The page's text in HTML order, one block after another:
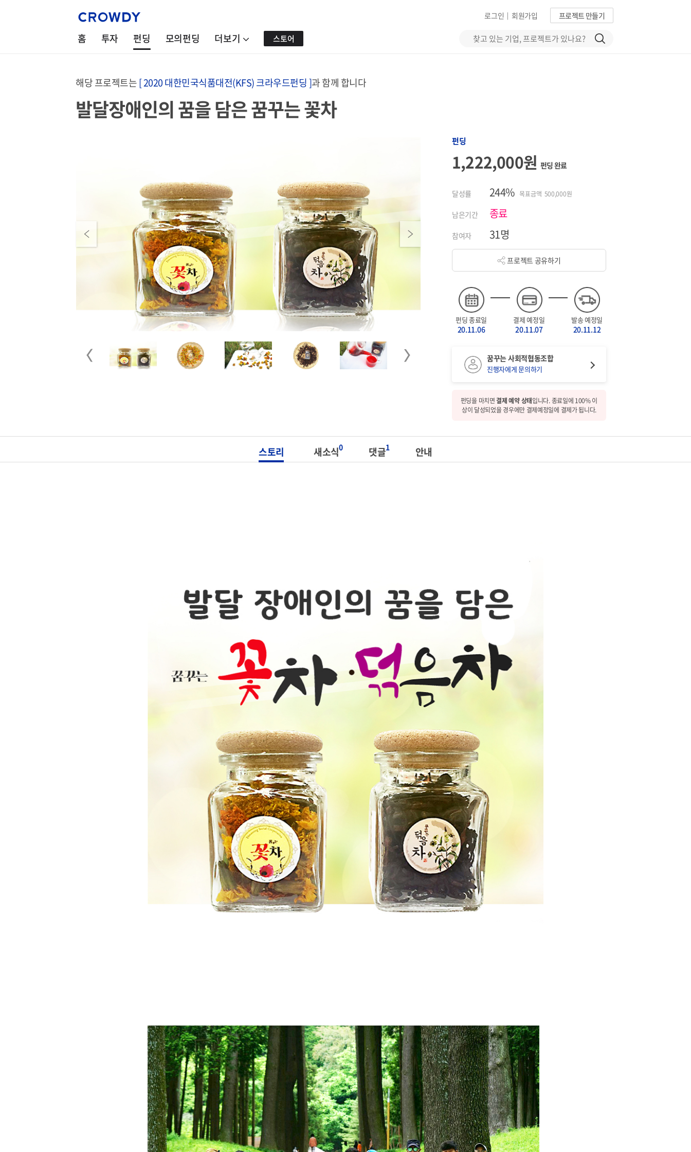
프로젝트 만들기
회원가입
|
로그인
홈 투자 펀딩 모의펀딩 더보기 스토어
해당 프로젝트는[ 2020 대한민국식품대전(KFS) 크라우드펀딩 ]과 함께 합니다
발달장애인의 꿈을 담은 꿈꾸는 꽃차
Previous Next
Previous Next
펀딩
1,222,000원펀딩 완료
달성률 244% 목표금액 500,000원
남은기간 종료
참여자 31명
프로젝트 공유하기
펀딩 종료일
20.11.06
결제 예정일
20.11.07
발송 예정일
20.11.12
꿈꾸는 사회적협동조합
진행자에게 문의하기
펀딩을 마치면결제 예약 상태입니다. 종료일에 100% 이
상이 달성되었을 경우에만 결제예정일에 결제가 됩니다.
스토리 새소식0 댓글1 안내